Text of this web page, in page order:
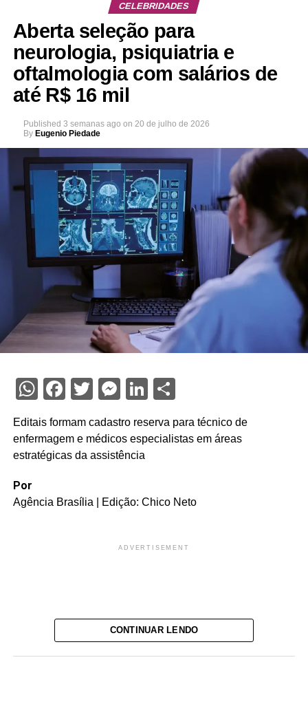
CELEBRIDADES
Aberta seleção para
neurologia, psiquiatria e
oftalmologia com salários de
até R$ 16 mil
Published 3 semanas ago on 20 de julho de 2026
By Eugenio Piedade
WhatsApp
Facebook
TwitterMessenger
LinkedIn
Editais formam cadastro reserva para técnico de
enfermagem e médicos especialistas em áreas
estratégicas da assistência
Por
Agência Brasília | Edição: Chico Neto
ADVERTISEMENT
CONTINUAR LENDO